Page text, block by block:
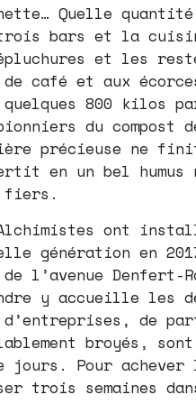
Quelle
bars et la
et les
de café et aux
quelques 800 kilos
du
précieuse ne
en un bel humus
fiers.
ont
génération en
l’avenue Denfert-
y accueille les
de
broyés,
jours. Pour
trois semaines